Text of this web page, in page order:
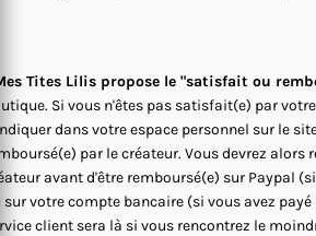
Tites Lilis propose le "satisfait ou
Si vous n'êtes pas satisfait(e) par
dans votre espace personnel sur le
par le créateur. Vous devrez alors
avant d'être remboursé(e) sur Paypal
sur votre compte bancaire (si vous avez payé
client sera là si vous rencontrez le